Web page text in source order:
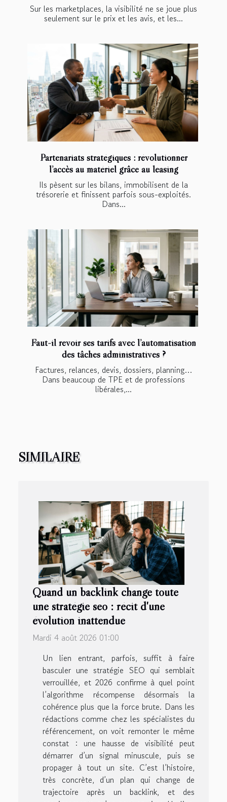
Sur les marketplaces, la visibilité ne se joue plus
seulement sur le prix et les avis, et les...
Partenariats stratégiques : révolutionner
l’accès au matériel grâce au leasing
Ils pèsent sur les bilans, immobilisent de la
trésorerie et finissent parfois sous-exploités.
Dans...
Faut-il revoir ses tarifs avec l’automatisation
des tâches administratives ?
Factures, relances, devis, dossiers, planning…
Dans beaucoup de TPE et de professions
libérales,...
SIMILAIRE
Quand un backlink change toute
une stratégie seo : récit d'une
évolution inattendue
Mardi 4 août 2026 01:00
Un lien entrant, parfois, suffit à faire
basculer une stratégie SEO qui semblait
verrouillée, et 2026 confirme à quel point
l’algorithme récompense désormais la
cohérence plus que la force brute. Dans les
rédactions comme chez les spécialistes du
référencement, on voit remonter le même
constat : une hausse de visibilité peut
démarrer d’un signal minuscule, puis se
propager à tout un site. C’est l’histoire,
très concrète, d’un plan qui change de
trajectoire après un backlink, et des